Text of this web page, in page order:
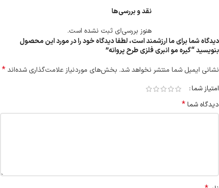
نقد و بررسی‌ها
هنوز بررسی‌ای ثبت نشده است.
دیدگاه شما برای ما ارزشمند است، لطفا دیدگاه خود را در مورد این محصول
بنویسید “گیره مو انبری فلزی طرح پروانه”
نشانی ایمیل شما منتشر نخواهد شد. بخش‌های موردنیاز علامت‌گذاری شده‌اند*
امتیاز شما
دیدگاه شما*